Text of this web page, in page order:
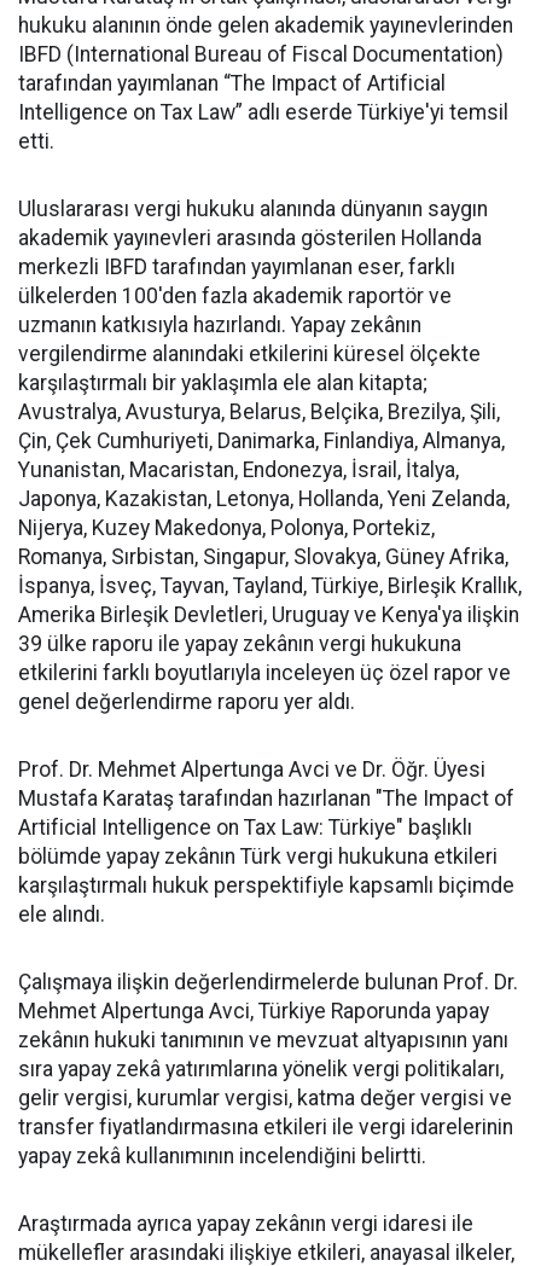
hukuku alanının önde gelen akademik yayınevlerinden
IBFD (International Bureau of Fiscal Documentation)
tarafından yayımlanan “The Impact of Artificial
Intelligence on Tax Law” adlı eserde Türkiye'yi temsil
etti.
Uluslararası vergi hukuku alanında dünyanın saygın
akademik yayınevleri arasında gösterilen Hollanda
merkezli IBFD tarafından yayımlanan eser, farklı
ülkelerden 100'den fazla akademik raportör ve
uzmanın katkısıyla hazırlandı. Yapay zekânın
vergilendirme alanındaki etkilerini küresel ölçekte
karşılaştırmalı bir yaklaşımla ele alan kitapta;
Avustralya, Avusturya, Belarus, Belçika, Brezilya, Şili,
Çin, Çek Cumhuriyeti, Danimarka, Finlandiya, Almanya,
Yunanistan, Macaristan, Endonezya, İsrail, İtalya,
Japonya, Kazakistan, Letonya, Hollanda, Yeni Zelanda,
Nijerya, Kuzey Makedonya, Polonya, Portekiz,
Romanya, Sırbistan, Singapur, Slovakya, Güney Afrika,
İspanya, İsveç, Tayvan, Tayland, Türkiye, Birleşik Krallık,
Amerika Birleşik Devletleri, Uruguay ve Kenya'ya ilişkin
39 ülke raporu ile yapay zekânın vergi hukukuna
etkilerini farklı boyutlarıyla inceleyen üç özel rapor ve
genel değerlendirme raporu yer aldı.
Prof. Dr. Mehmet Alpertunga Avci ve Dr. Öğr. Üyesi
Mustafa Karataş tarafından hazırlanan "The Impact of
Artificial Intelligence on Tax Law: Türkiye" başlıklı
bölümde yapay zekânın Türk vergi hukukuna etkileri
karşılaştırmalı hukuk perspektifiyle kapsamlı biçimde
ele alındı.
Çalışmaya ilişkin değerlendirmelerde bulunan Prof. Dr.
Mehmet Alpertunga Avci, Türkiye Raporunda yapay
zekânın hukuki tanımının ve mevzuat altyapısının yanı
sıra yapay zekâ yatırımlarına yönelik vergi politikaları,
gelir vergisi, kurumlar vergisi, katma değer vergisi ve
transfer fiyatlandırmasına etkileri ile vergi idarelerinin
yapay zekâ kullanımının incelendiğini belirtti.
Araştırmada ayrıca yapay zekânın vergi idaresi ile
mükellefler arasındaki ilişkiye etkileri, anayasal ilkeler,